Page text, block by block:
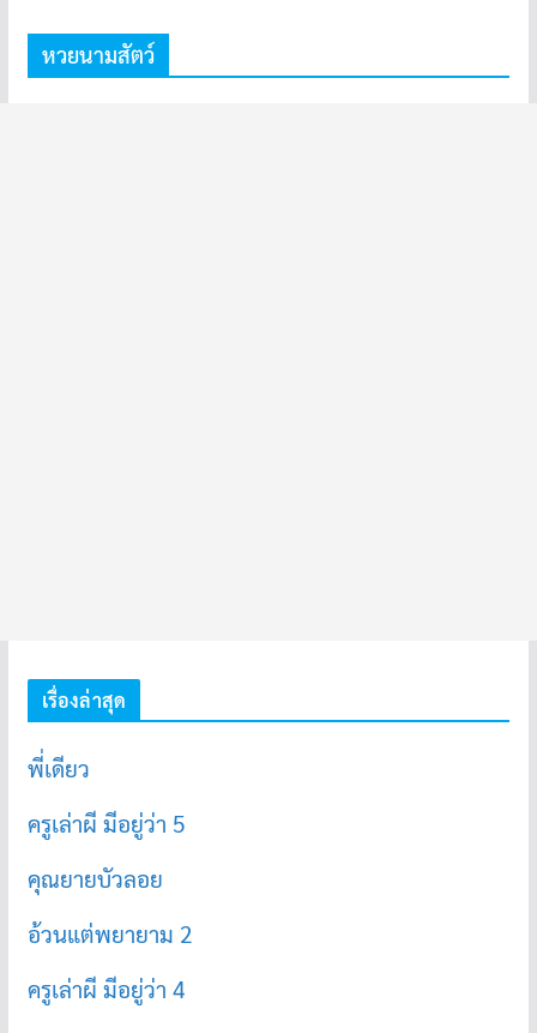
หวยนามสัตว์
เรื่องล่าสุด
พี่เดียว
ครูเล่าผี มีอยู่ว่า 5
คุณยายบัวลอย
อ้วนแต่พยายาม 2
ครูเล่าผี มีอยู่ว่า 4